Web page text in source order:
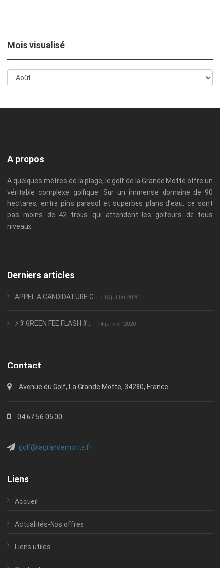
Mois visualisé
A propos
A quelques mètres de la plage, le golf de la Grande Motte offre un
véritable complexe golfique. Sur un immense domaine de 90
hectares, entre pins parasol et superbes plans d’eau, ce sont
pas moins de 42 trous qui attendent les golfeurs de tous
niveaux.
Derniers articles
APPEL A CANDIDATURE G... - 16 juillet 2026
⚡🏌️ GREEN FEE FLASH 🏌️... - 14 janvier 2020
Contact
Avenue du Golf, La Grande Motte, 34280, France
04 67 56 05 00
golf@lagrandemotte.fr
Liens
Accueil
Actualités-Nos offres
Liens utiles